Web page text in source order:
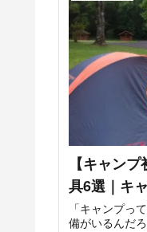
【キャン
具6選｜キ
「キャンプっ
備がいるんだ